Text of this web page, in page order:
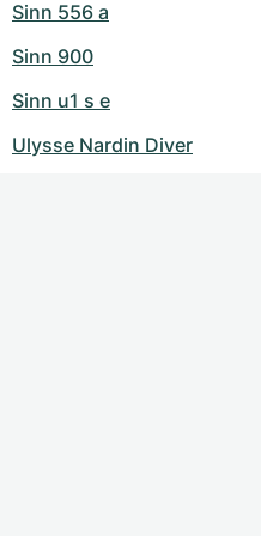
Sinn 556 a
Sinn 900
Sinn u1 s e
Ulysse Nardin Diver